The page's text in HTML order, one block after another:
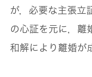
が，必要な主張立
の心証を元に，離
和解により離婚が